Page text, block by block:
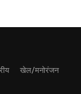
खेल/मनोरंजन